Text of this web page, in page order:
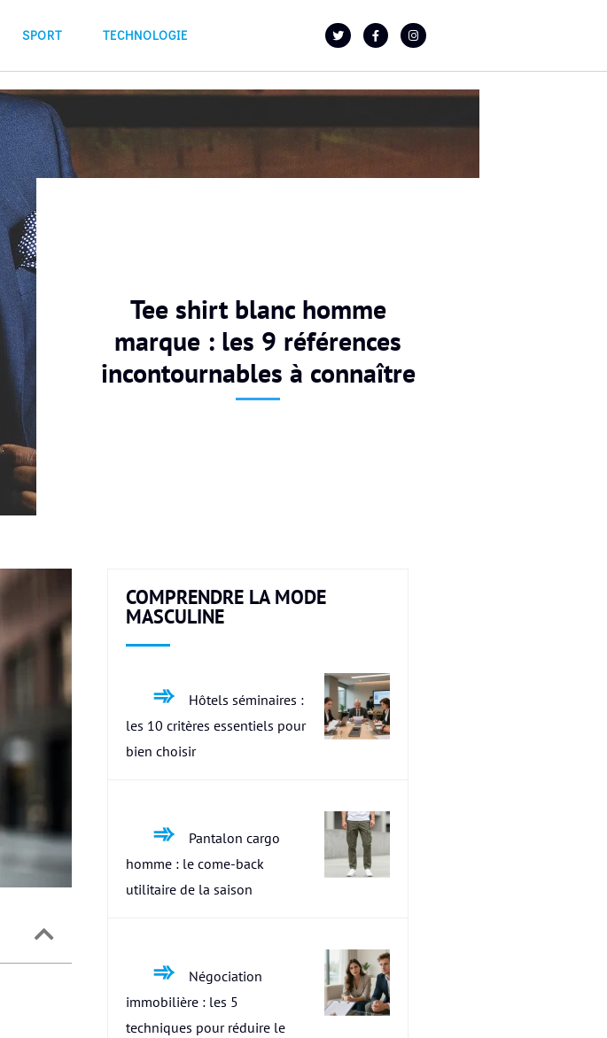
SPORT TECHNOLOGIE
Tee shirt blanc homme
marque : les 9 références
incontournables à connaître
COMPRENDRE LA MODE
MASCULINE
Hôtels séminaires :
les 10 critères essentiels pour
bien choisir
Pantalon cargo
homme : le come-back
utilitaire de la saison
Négociation
immobilière : les 5
techniques pour réduire le